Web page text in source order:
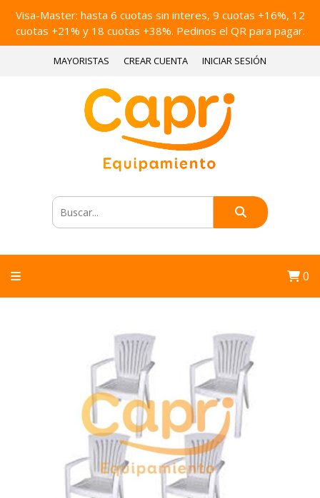
Visa-Master: hasta 6 cuotas sin interes, 9 cuotas +16%, 12
cuotas +21% y 18 cuotas +38%. Pedinos el QR para pagar.
MAYORISTAS CREAR CUENTA INICIAR SESIÓN
0